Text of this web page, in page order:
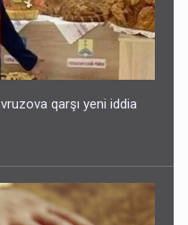
qarşı yeni iddia